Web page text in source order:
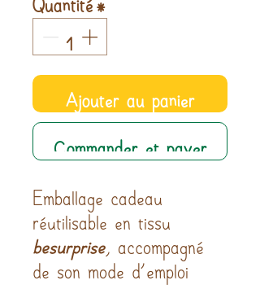
Ajouter au panier
Commander et payer
Emballage cadeau
réutilisable en tissu
besurprise , accompagné
de son mode d’emploi